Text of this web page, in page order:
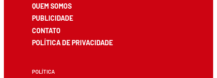
QUEM SOMOS
PUBLICIDADE
CONTATO
POLÍTICA DE PRIVACIDADE
POLÍTICA